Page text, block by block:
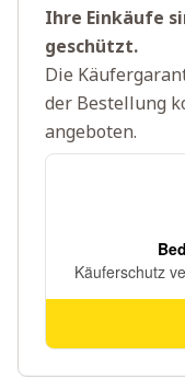
Ihre Einkäufe
geschützt.
Die
der Bestellung
angeboten.